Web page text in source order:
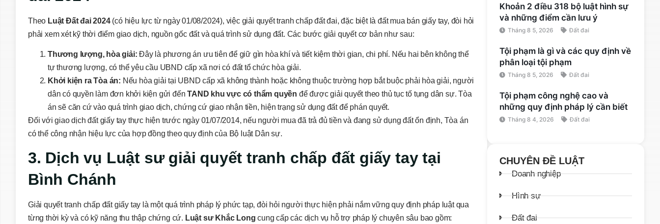
Theo Luật Đất đai 2024(có hiệu lực từ ngày 01/08/2024), việc giải quyết tranh chấp đất đai, đặc biệt là đất mua bán giấy tay, đòi hỏi
phải xem xét kỹ thời điểm giao dịch, nguồn gốc đất và quá trình sử dụng đất. Các bước giải quyết cơ bản như sau:
Thương lượng, hòa giải: Đây là phương án ưu tiên để giữ gìn hòa khí và tiết kiệm thời gian, chi phí. Nếu hai bên không thể
tự thương lượng, có thể yêu cầu UBND cấp xã nơi có đất tổ chức hòa giải.
Khởi kiện ra Tòa án: Nếu hòa giải tại UBND cấp xã không thành hoặc không thuộc trường hợp bắt buộc phải hòa giải, người
dân có quyền làm đơn khởi kiện gửi đếnTAND khu vực có thẩm quyền để được giải quyết theo thủ tục tố tụng dân sự. Tòa
án sẽ căn cứ vào quá trình giao dịch, chứng cứ giao nhận tiền, hiện trạng sử dụng đất để phán quyết.
Đối với giao dịch đất giấy tay thực hiện trước ngày 01/07/2014, nếu người mua đã trả đủ tiền và đang sử dụng đất ổn định, Tòa án
có thể công nhận hiệu lực của hợp đồng theo quy định của Bộ luật Dân sự.
3. Dịch vụ Luật sư giải quyết tranh chấp đất giấy tay tại
Bình Chánh
Giải quyết tranh chấp đất giấy tay là một quá trình pháp lý phức tạp, đòi hỏi người thực hiện phải nắm vững quy định pháp luật qua
từng thời kỳ và có kỹ năng thu thập chứng cứ. Luật sư Khắc Long cung cấp các dịch vụ hỗ trợ pháp lý chuyên sâu bao gồm:
Khoản 2 điều 318 bộ luật hình sự
và những điểm cần lưu ý
Tháng 8 5, 2026 Đất đai
Tội phạm là gì và các quy định về
phân loại tội phạm
Tháng 8 5, 2026 Đất đai
Tội phạm công nghệ cao và
những quy định pháp lý cần biết
Tháng 8 4, 2026 Đất đai
CHUYÊN ĐỀ LUẬT
Doanh nghiệp
Hình sự
Đất đai